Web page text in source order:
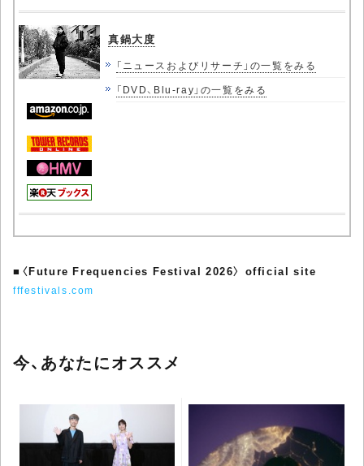
真鍋大度
「ニュースおよびリサーチ」の一覧をみる
「DVD、Blu-ray」の一覧をみる
■ 〈Future Frequencies Festival 2026〉 official site
fffestivals.com
今、あなたにオススメ